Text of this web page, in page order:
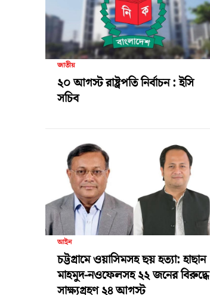
জাতীয়
২০ আগস্ট রাষ্ট্রপতি নির্বাচন : ইসি
সচিব
আইন
চট্টগ্রামে ওয়াসিমসহ ছয় হত্যা: হাছান
মাহমুদ-নওফেলসহ ২২ জনের বিরুদ্ধে
সাক্ষ্যগ্রহণ ২৪ আগস্ট